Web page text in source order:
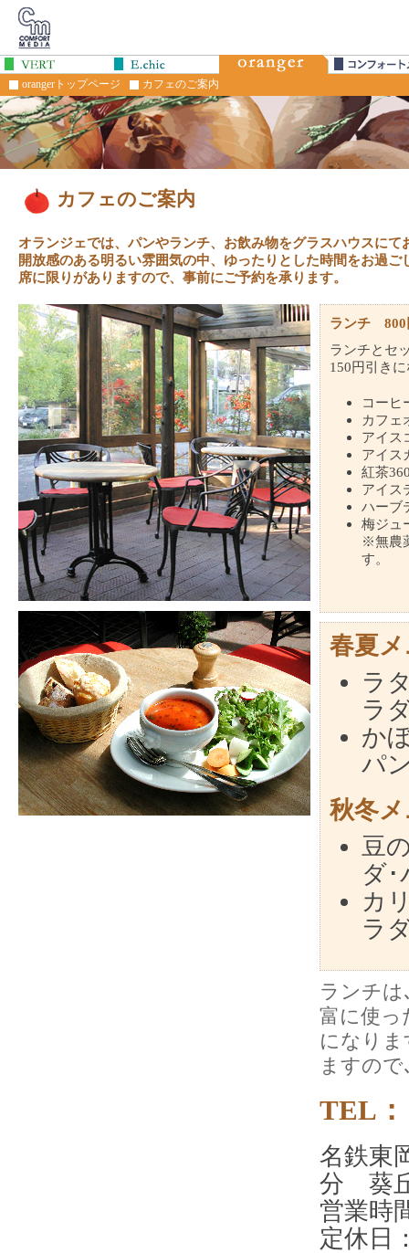
orangerトップページ カフェのご案内
カフェのご案内
オランジェでは、パンやランチ、お飲み物をグラスハウスにて
開放感のある明るい雰囲気の中、ゆったりとした時間をお過ご
席に限りがありますので、事前にご予約を承ります。
ランチ
ランチとセ
150円引き
コーヒ
カフェ
アイス
アイス
紅茶
アイス
ハーブ
梅ジュ
※無農
す。
春夏
ラ
ラ
か
パ
秋冬
豆
ダ･
カ
ラ
ランチは
富に使っ
になりま
ますの
TEL
名鉄東
分 葵
営業時
定休日